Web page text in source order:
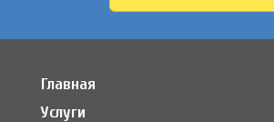
Главная
Услуги